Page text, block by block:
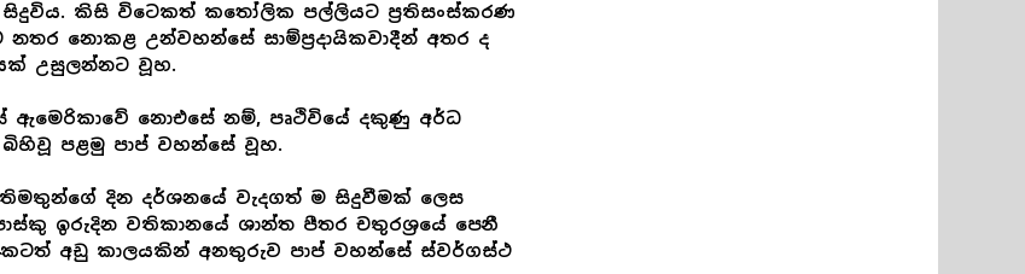
සිදුවිය. කිසි විටෙකත් කතෝලික පල්ලියට ප්‍රතිසංස්කරණ
නතර නොකළ උන්වහන්සේ සාම්ප්‍රදායිකවාදීන් අතර ද
උසුලන්නට වූහ.
ඇමෙරිකාවේ නොඑසේ නම්, පෘථිවියේ දකුණු අර්ධ
පළමු පාප් වහන්සේ වූහ.
දින දර්ශනයේ වැදගත් ම සිදුවීමක් ලෙස
ඉරුදින වතිකානයේ ශාන්ත පීතර චතුරශ්‍රයේ පෙනී
අඩු කාලයකින් අනතුරුව පාප් වහන්සේ ස්වර්ගස්ථ